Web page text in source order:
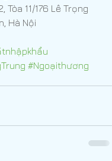
Tòa 11/176 Lê Trọng
Hà Nội
#Ngoạithương